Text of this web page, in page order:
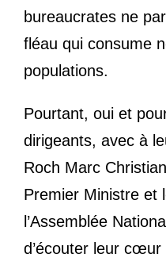
bureaucrates ne
fléau qui consume
populations.
Pourtant, oui et
dirigeants, avec à
Roch Marc
Premier Ministre et
l’Assemblée
d’écouter leur